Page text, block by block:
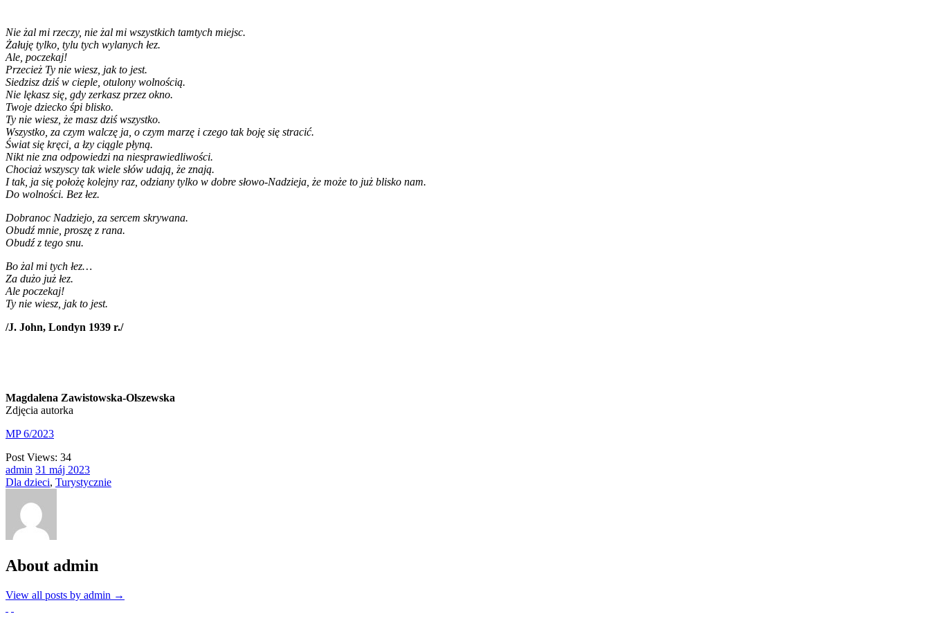
Nie żal mi rzeczy, nie żal mi wszystkich tamtych miejsc.
Żałuję tylko, tylu tych wylanych łez.
Ale, poczekaj!
Przecież Ty nie wiesz, jak to jest.
Siedzisz dziś w cieple, otulony wolnością.
Nie lękasz się, gdy zerkasz przez okno.
Twoje dziecko śpi blisko.
Ty nie wiesz, że masz dziś wszystko.
Wszystko, za czym walczę ja, o czym marzę i czego tak boję się stracić.
Świat się kręci, a łzy ciągle płyną.
Nikt nie zna odpowiedzi na niesprawiedliwości.
Chociaż wszyscy tak wiele słów udają, że znają.
I tak, ja się położę kolejny raz, odziany tylko w dobre słowo-Nadzieja, że może to już blisko nam.
Do wolności. Bez łez.
Dobranoc Nadziejo, za sercem skrywana.
Obudź mnie, proszę z rana.
Obudź z tego snu.
Bo żal mi tych łez…
Za dużo już łez.
Ale poczekaj!
Ty nie wiesz, jak to jest.
/J. John, Londyn 1939 r./
Magdalena Zawistowska-Olszewska
Zdjęcia autorka
MP 6/2023
Post Views: 34
admin 31 máj 2023
Dla dzieci, Turystycznie
About admin
View all posts by admin →